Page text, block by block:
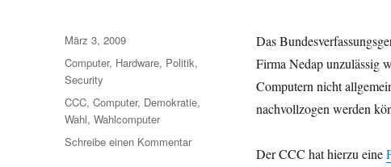
Das
Firma Nedap unzulässig
Computern nicht
nachvollzogen werden
Der CCC hat hierzu eine
Veröffentlicht
am
März 3, 2009
Kategorien
Computer, Hardware, Politik,
Security
Schlagwörter
CCC,Computer, Demokratie,
Wahl,Wahlcomputer
Schreibe einen Kommentarzu